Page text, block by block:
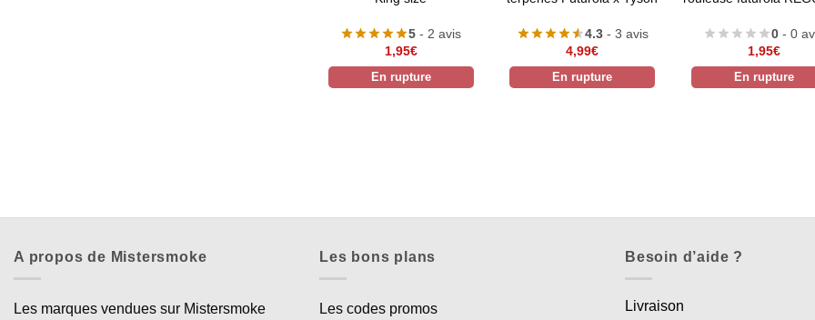
5 - 2 avis
1,95€
En rupture
4.3- 3 avis
4,99€
En rupture
0 - 0
1,95€
En rupture
A propos de Mistersmoke
Les marques vendues sur Mistersmoke
Les bons plans
Les codes promos
Besoin d’aide ?
Livraison